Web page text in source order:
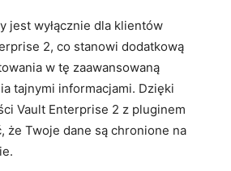
jest ⁤wyłącznie dla klientów
‌2, co ⁤stanowi dodatkową‌
w tę ​zaawansowaną‍
tajnymi informacjami. Dzięki
Vault Enterprise 2 ​z‌ pluginem
że Twoje dane są chronione na